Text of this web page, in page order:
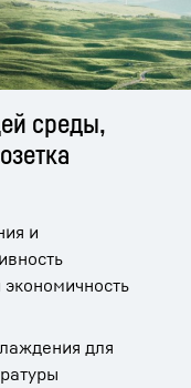
среды,
и
экономичность
для